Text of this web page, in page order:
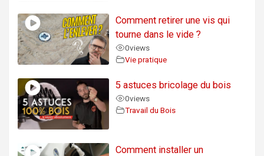
Comment retirer une vis qui
tourne dans le vide ?
0views
Vie pratique
5 astuces bricolage du bois
0views
Travail du Bois
Comment installer un